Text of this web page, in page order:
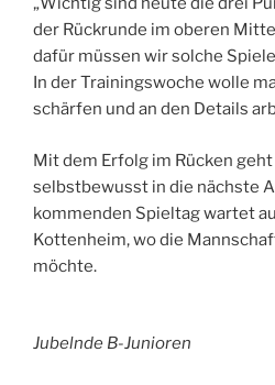
der Rückrunde im oberen
dafür müssen wir solche
In der Trainingswoche wolle
schärfen und an den Details
Mit dem Erfolg im Rücken
selbstbewusst in die nächste
kommenden Spieltag wartet
Kottenheim, wo die
möchte.
Jubelnde B-Junioren